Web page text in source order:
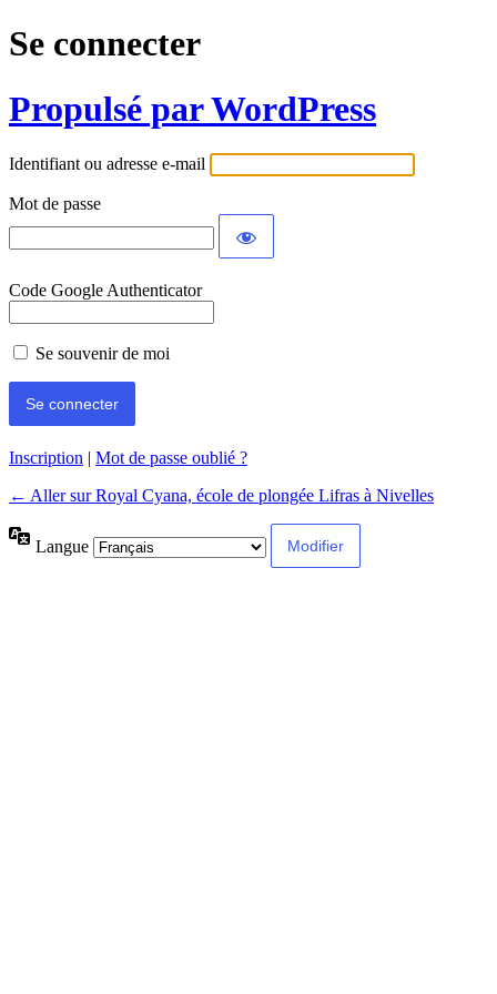
Se connecter
Propulsé par WordPress
Identifiant ou adresse e-mail
Mot de passe
Code Google Authenticator
Se souvenir de moi
Inscription | Mot de passe oublié ?
← Aller sur Royal Cyana, école de plongée Lifras à Nivelles
Langue